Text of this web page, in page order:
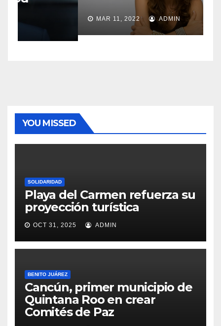
ADMIN
YOU MISSED
SOLIDARIDAD
Playa del Carmen refuerza su
proyección turística
OCT 31, 2025 ADMIN
BENITO JUÁREZ
Cancún, primer municipio de
Quintana Roo en crear
Comités de Paz